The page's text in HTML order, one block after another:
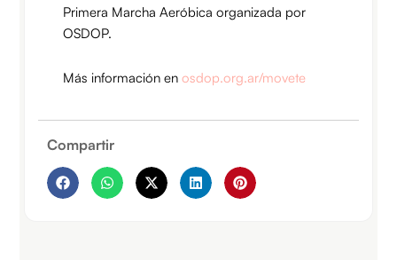
Primera Marcha Aeróbica organizada por
OSDOP.
Más información en osdop.org.ar/movete
Compartir